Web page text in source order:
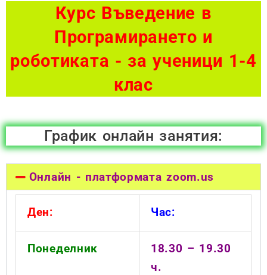
Курс Въведение в
Програмирането и
роботиката - за ученици 1-4
клас
График онлайн занятия:
Онлайн - платформата zoom.us
Ден: Час:
Понеделник
18.30 – 19.30
ч.